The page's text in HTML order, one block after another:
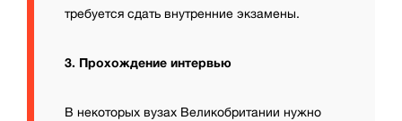
требуется сдать внутренние экзамены.
3. Прохождение интервью
В некоторых вузах Великобритании нужно